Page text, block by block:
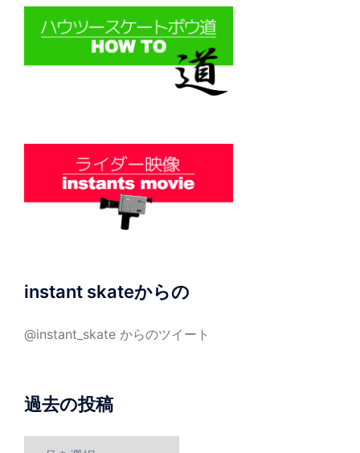
instant skateからの
@instant_skate からのツイート
過去の投稿